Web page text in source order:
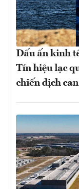
Dấu ấn kinh
Tín hiệu lạc
chiến dịch